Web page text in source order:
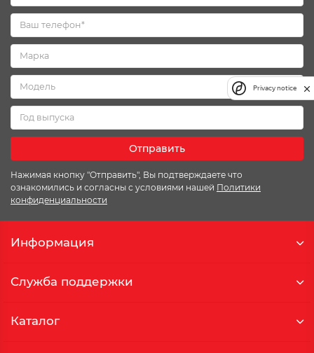
Отправить
Нажимая кнопку "Отправить", Вы подтверждаете что
ознакомились и согласны с условиями нашей Политики
конфиденциальности
Информация
Служба поддержки
Каталог
Privacy notice